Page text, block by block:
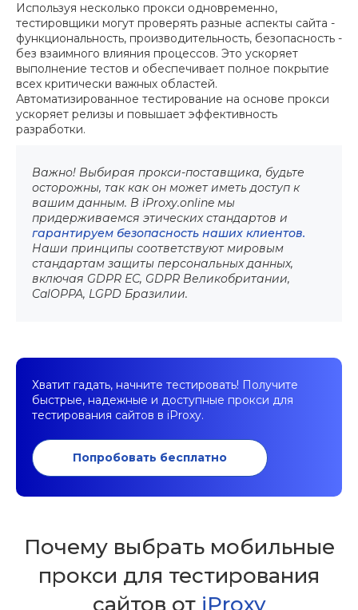
Используя несколько прокси одновременно,
тестировщики могут проверять разные аспекты сайта -
функциональность, производительность, безопасность -
без взаимного влияния процессов. Это ускоряет
выполнение тестов и обеспечивает полное покрытие
всех критически важных областей.
Автоматизированное тестирование на основе прокси
ускоряет релизы и повышает эффективность
разработки.
Важно! Выбирая прокси-поставщика, будьте
осторожны, так как он может иметь доступ к
вашим данным. В iProxy.online мы
придерживаемся этических стандартов и
гарантируем безопасность наших клиентов.
Наши принципы соответствуют мировым
стандартам защиты персональных данных,
включая GDPR ЕС, GDPR Великобритании,
CalOPPA, LGPD Бразилии.
Хватит гадать, начните тестировать! Получите
быстрые, надежные и доступные прокси для
тестирования сайтов в iProxy.
Попробовать бесплатно
Почему выбрать мобильные
прокси для тестирования
сайтов от iProxy